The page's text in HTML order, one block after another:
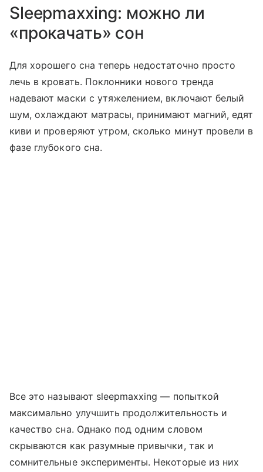
Sleepmaxxing: можно ли
«прокачать» сон
Для хорошего сна теперь недостаточно просто
лечь в кровать. Поклонники нового тренда
надевают маски с утяжелением, включают белый
шум, охлаждают матрасы, принимают магний, едят
киви и проверяют утром, сколько минут провели в
фазе глубокого сна.
Все это называют sleepmaxxing — попыткой
максимально улучшить продолжительность и
качество сна. Однако под одним словом
скрываются как разумные привычки, так и
сомнительные эксперименты. Некоторые из них